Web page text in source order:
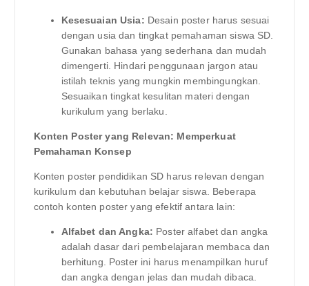
Kesesuaian Usia: Desain poster harus sesuai
dengan usia dan tingkat pemahaman siswa SD.
Gunakan bahasa yang sederhana dan mudah
dimengerti. Hindari penggunaan jargon atau
istilah teknis yang mungkin membingungkan.
Sesuaikan tingkat kesulitan materi dengan
kurikulum yang berlaku.
Konten Poster yang Relevan: Memperkuat
Pemahaman Konsep
Konten poster pendidikan SD harus relevan dengan
kurikulum dan kebutuhan belajar siswa. Beberapa
contoh konten poster yang efektif antara lain:
Alfabet dan Angka: Poster alfabet dan angka
adalah dasar dari pembelajaran membaca dan
berhitung. Poster ini harus menampilkan huruf
dan angka dengan jelas dan mudah dibaca.